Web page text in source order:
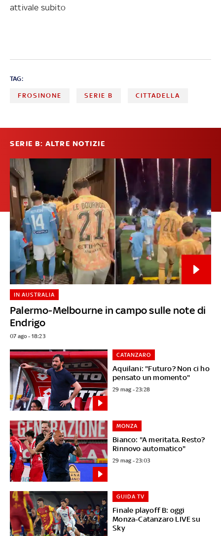
attivale subito
TAG:
FROSINONE SERIE B CITTADELLA
SERIE B: ALTRE NOTIZIE
Palermo-Melbourne in campo sulle note di
Endrigo
IN AUSTRALIA
07 ago - 18:23
Aquilani: "Futuro? Non ci ho
pensato un momento"
CATANZARO
29 mag - 23:28
Bianco: "A meritata. Resto?
Rinnovo automatico"
MONZA
29 mag - 23:03
Finale playoff B: oggi
Monza-Catanzaro LIVE su
Sky
GUIDA TV